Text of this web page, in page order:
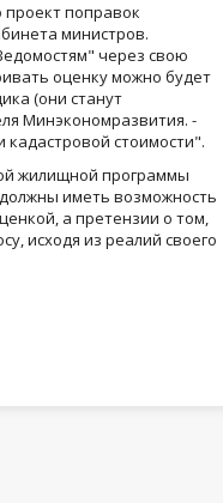
проект поправок
министров.
через свою
оценку можно будет
(они станут
Минэкономразвития. -
стоимости".
жилищной программы
иметь возможность
а претензии о том,
исходя из реалий своего